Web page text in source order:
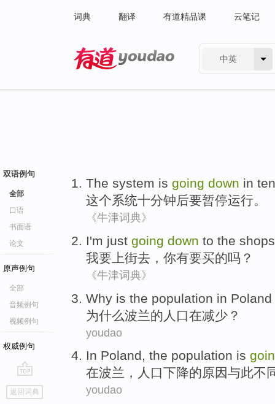
词典 翻译 有道精品课 云笔记
中英
双语例句
全部
口语
书面语
论文
原声例句
全部
音频例句
视频例句
权威例句
go
top
返回词典
The system is going down in ten
这个系统十分钟后要暂停运行。
《牛津词典》
I'm just going down to the
我要上街去 ， 你有要买的吗？
《牛津词典》
Why is the population in Poland
为什么波兰的 人口在减少 ？
youdao
In Poland, the population is
在波兰 ， 人口下降的原因与此不
youdao